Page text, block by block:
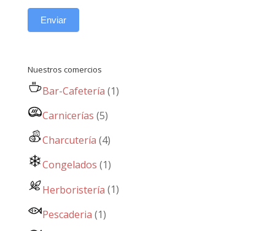
Enviar
Nuestros comercios
Bar-Cafetería (1)
Carnicerías (5)
Charcutería (4)
Congelados (1)
Herboristería (1)
Pescaderia (1)